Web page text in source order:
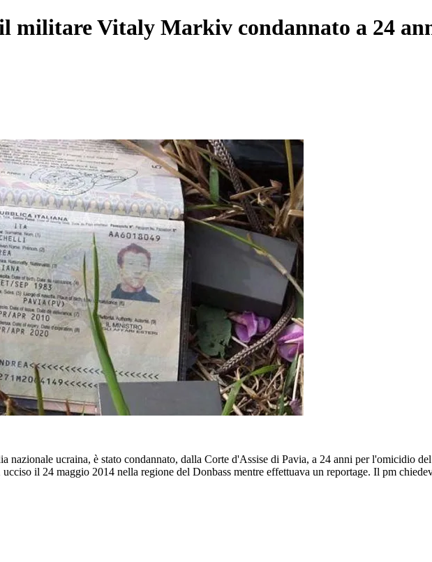
il militare Vitaly Markiv condannato a 24
nazionale ucraina, è stato condannato, dalla Corte d'Assise di Pavia, a 24 anni per l'omicidio
il 24 maggio 2014 nella regione del Donbass mentre effettuava un reportage. Il pm